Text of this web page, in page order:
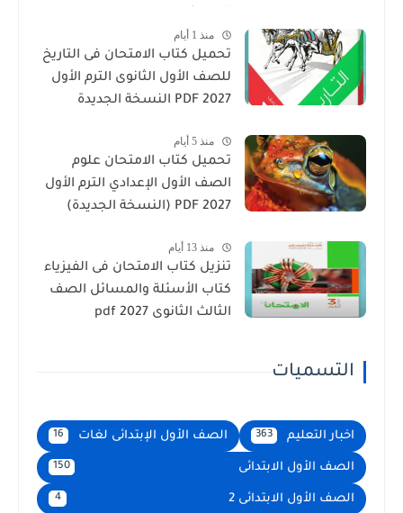
منذ 1 أيام
تحميل كتاب الامتحان فى التاريخ
للصف الأول الثانوى الترم الأول
2027 PDF النسخة الجديدة
منذ 5 أيام
تحميل كتاب الامتحان علوم
الصف الأول الإعدادي الترم الأول
2027 PDF (النسخة الجديدة)
منذ 13 أيام
تنزيل كتاب الامتحان فى الفيزياء
كتاب الأسئلة والمسائل الصف
الثالث الثانوى 2027 pdf
التسميات
اخبار التعليم 363 الصف الأول الإبتدائى لغات 16
الصف الأول الابتدائى 150
الصف الأول الابتدائى 2 4